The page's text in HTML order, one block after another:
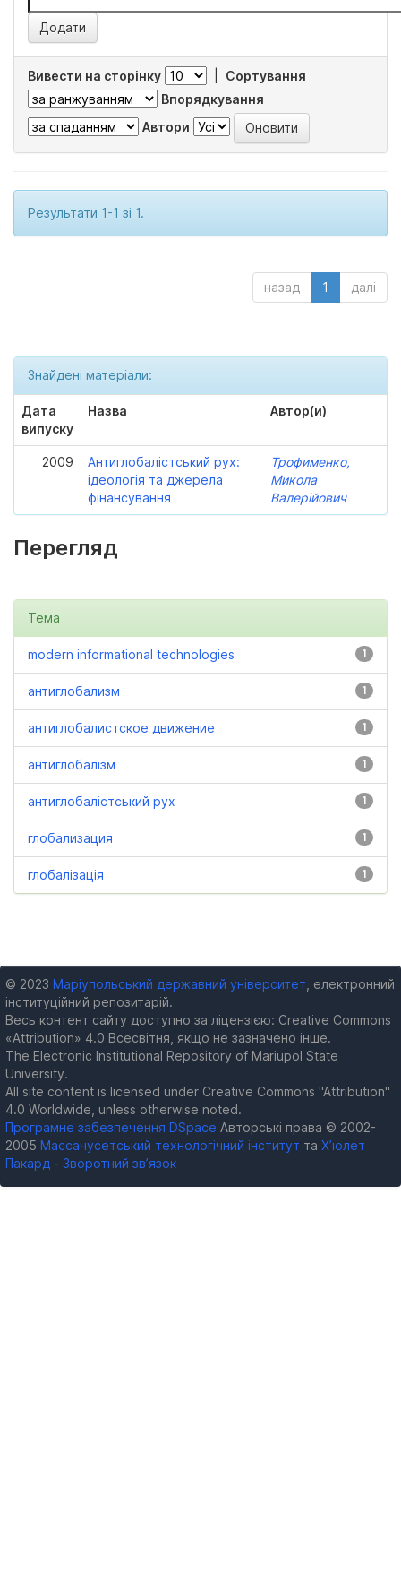
Вивести на сторінку
Сортування
Впорядкування
Автори
Результати 1-1 зі 1.
назад 1 далі
Знайдені матеріали:
Дата
випуску
Назва Автор(и)
2009
Антиглобалістський рух:
ідеологія та джерела
фінансування
Трофименко,
Микола
Валерійович
Перегляд
Тема
1
modern informational technologies
1
антиглобализм
1
антиглобалистское движение
1
антиглобалізм
1
антиглобалістський рух
1
глобализация
1
глобалізація
© 2023 Маріупольський державний університет , електронний
інституційний репозитарій.
Весь контент сайту доступно за ліцензією: Creative Commons
«Attribution» 4.0 Всесвітня, якщо не зазначено інше.
The Electronic Institutional Repository of Mariupol State
University.
All site content is licensed under Creative Commons "Attribution"
4.0 Worldwide, unless otherwise noted.
Програмне забезпечення DSpace Авторські права © 2002-
2005 Массачусетський технологічний інститут та Х’юлет
Пакард - Зворотний зв’язок